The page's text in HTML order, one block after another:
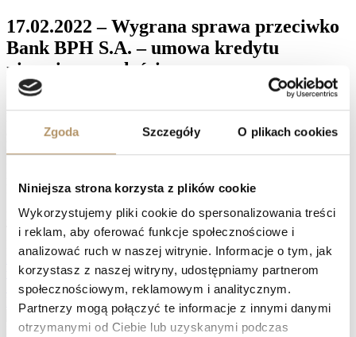
Zgoda Szczegóły O plikach cookies
Niniejsza strona korzysta z plików cookie
Wykorzystujemy pliki cookie do spersonalizowania treści
i reklam, aby oferować funkcje społecznościowe i
analizować ruch w naszej witrynie. Informacje o tym, jak
korzystasz z naszej witryny, udostępniamy partnerom
społecznościowym, reklamowym i analitycznym.
Partnerzy mogą połączyć te informacje z innymi danymi
otrzymanymi od Ciebie lub uzyskanymi podczas
17.02.2022 – Wygrana sprawa przeciwko
Bank BPH S.A. – umowa kredytu
nieważna w całości
Sąd Okręgowy w Gdańsku I Wydział Cywilny, referent SSO
368/19) na rozprawie ustalił, iż umowa kredytu zawarta z
kwocie 8917 PLN, oddalił pozew w pozostałym zakresie.
Facebook
Twitter
LinkedIn
Prev17.02.2022 – Wygrana sprawa przeciwko Bank BPH S.A. –
umowa kredytu nieważna w całości
18.02.2022 – Wygrana sprawa przeciwko mBank S.A. – umowa
kredytu nieważna w całości
Następny
Naprawdę warto zawalczyć o swoje prawa, zwłaszcza, jeśli spłata